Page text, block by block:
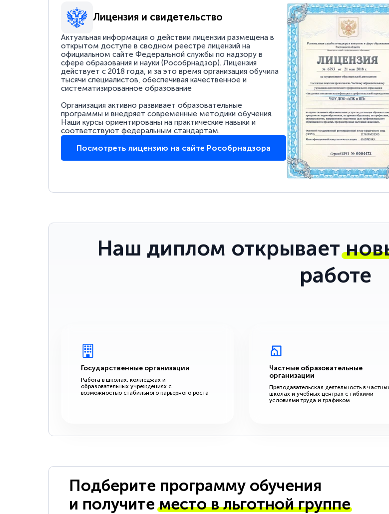
Лицензия и свидетельство
Актуальная информация о действии лицензии размещена в
открытом доступе в сводном реестре лицензий на
официальном сайте Федеральной службы по надзору в
сфере образования и науки (Рособрнадзор). Лицензия
действует с 2018 года, и за это время организация обучила
тысячи специалистов, обеспечивая качественное и
систематизированное образование
Организация активно развивает образовательные
программы и внедряет современные методики обучения.
Наши курсы ориентированы на практические навыки и
соответствуют федеральным стандартам.
Посмотреть лицензию на сайте Рособрнадзора
Наш диплом открывает
работе
Государственные организации
Работа в школах, колледжах и
образовательных учреждениях с
возможностью стабильного карьерного роста
Частные образовательные
организации
Преподавательская деятельность в
школах и учебных центрах с гибкими
условиями труда и графиком
Подберите программу обучения
и получитеместо в льготной группе